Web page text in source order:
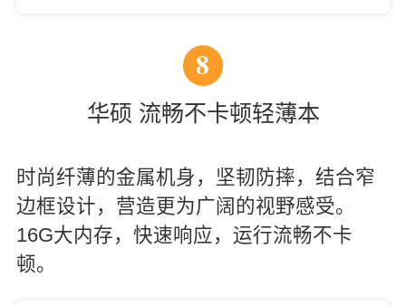
8
华硕 流畅不卡顿轻薄本
时尚纤薄的金属机身，坚韧防摔，结合窄
边框设计，营造更为广阔的视野感受。
16G大内存，快速响应，运行流畅不卡
顿。